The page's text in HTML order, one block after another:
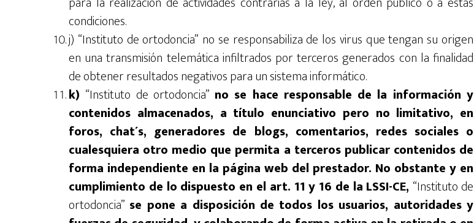
condiciones.
j) “Instituto de ortodoncia” no se responsabiliza de los virus que tengan su origen
en una transmisión telemática infiltrados por terceros generados con la finalidad
de obtener resultados negativos para un sistema informático.
k) “Instituto de ortodoncia” no se hace responsable de la información y
contenidos almacenados, a título enunciativo pero no limitativo, en
foros, chat´s, generadores de blogs, comentarios, redes sociales o
cualesquiera otro medio que permita a terceros publicar contenidos de
forma independiente en la página web del prestador. No obstante y en
cumplimiento de lo dispuesto en el art. 11 y 16 de la LSSI-CE, “Instituto de
ortodoncia” se pone a disposición de todos los usuarios, autoridades y